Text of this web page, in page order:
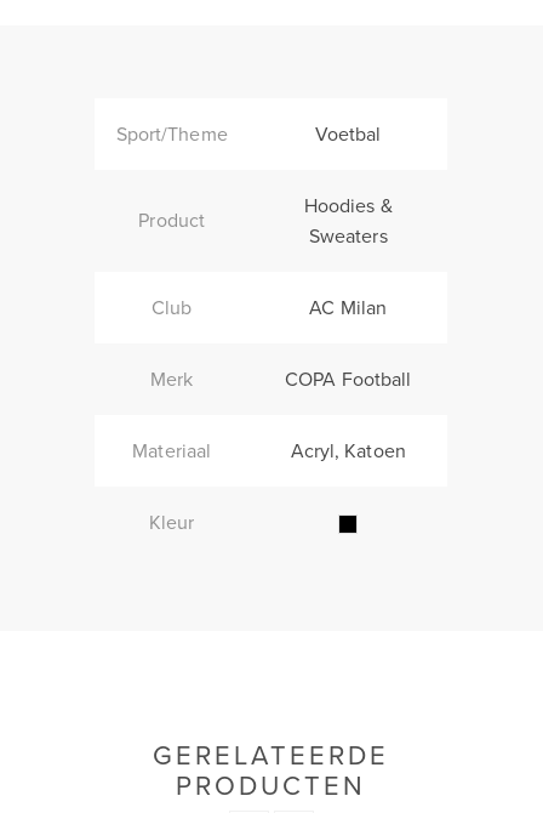
Sport/Theme Voetbal
Product
Hoodies &
Sweaters
Club AC Milan
Merk COPA Football
Materiaal Acryl, Katoen
Kleur
GERELATEERDE
PRODUCTEN